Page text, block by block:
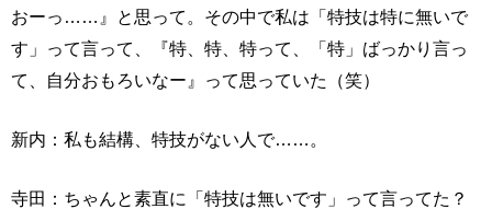
おーっ……』と思って。その中で私は「特技は特に無いで
す」って言って、『特、特、特って、「特」ばっかり言っ
て、自分おもろいなー』って思っていた（笑）
新内：私も結構、特技がない人で……。
寺田：ちゃんと素直に「特技は無いです」って言ってた？